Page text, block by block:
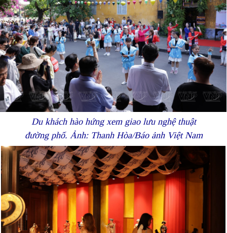
Du khách hào hứng xem giao lưu nghệ thuật
đường phố. Ảnh: Thanh Hòa/Báo ảnh Việt Nam